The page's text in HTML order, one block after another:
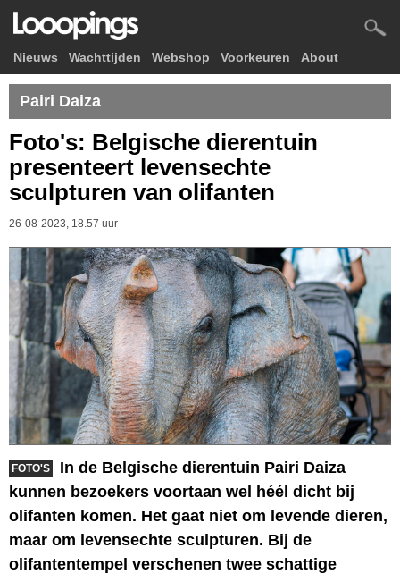
Nieuws Wachttijden Webshop Voorkeuren About
Pairi Daiza
Foto's: Belgische dierentuin
presenteert levensechte
sculpturen van olifanten
26-08-2023, 18.57 uur
FOTO'S
In de Belgische dierentuin Pairi Daiza
kunnen bezoekers voortaan wel héél dicht bij
olifanten komen. Het gaat niet om levende dieren,
maar om levensechte sculpturen. Bij de
olifantentempel verschenen twee schattige